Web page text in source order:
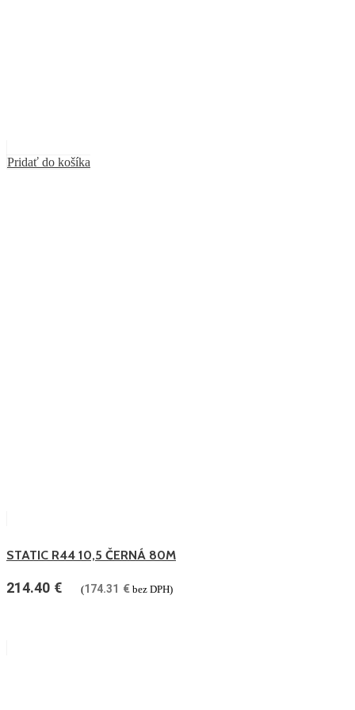
Pridať do košíka
STATIC R44 10,5 ČERNÁ 80M
214.40 € (174.31 € bez DPH)